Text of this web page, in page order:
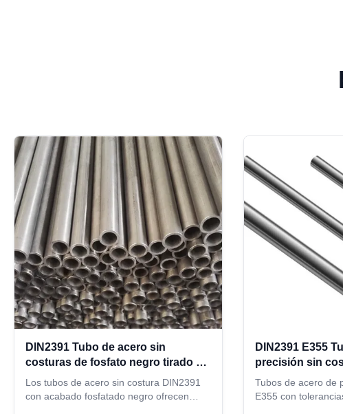
DIN2391 Tubo de acero sin
costuras de fosfato negro tirado en
frío para sistemas hidráulicos
Los tubos de acero sin costura DIN2391
con acabado fosfatado negro ofrecen
DIN2391 E355
precisión sin
con 6-120 mm
hidráulicos
Tubos de acero de
E355 con